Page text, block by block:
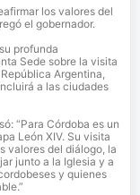
los valores del
el gobernador.
profunda
Sede sobre la visita
Argentina,
a las ciudades
“Para Córdoba es un
León XIV. Su visita
valores del diálogo, la
junto a la Iglesia y a
y quienes